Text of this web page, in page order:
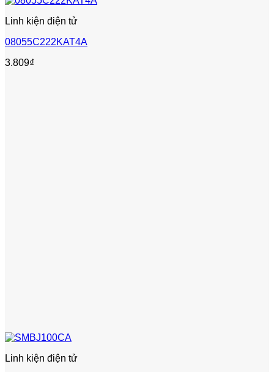
Linh kiện điện tử
08055C222KAT4A
3.809₫
Linh kiện điện tử